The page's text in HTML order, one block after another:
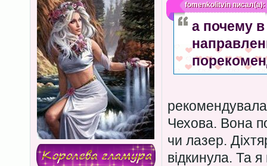
fomenkolitvinписал(а):
а почему
Чехова. Вона
чи лазер.
відкинула. Та